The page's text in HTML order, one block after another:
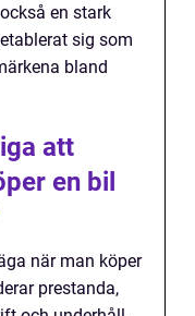
en stark
sig som
bland
att
en bil
när man köper
prestanda,